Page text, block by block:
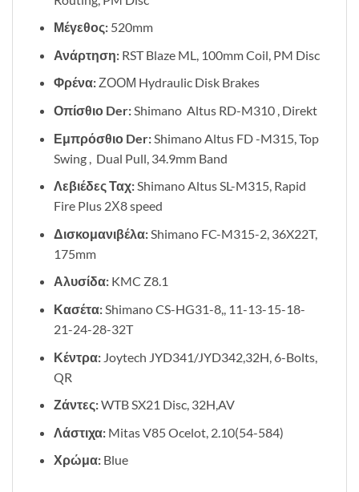
Μέγεθος: 520mm
Ανάρτηση: RST Blaze ML, 100mm Coil, PM Disc
Φρένα:ΖΟΟΜ Hydraulic Disk Brakes
Οπίσθιο Der:Shimano Altus RD-M310 , Direkt
Εμπρόσθιο Der: Shimano Altus FD -M315, Top
Swing , Dual Pull, 34.9mm Band
Λεβιέδες Ταχ:Shimano Altus SL-M315, Rapid
Fire Plus 2Χ8 speed
Δισκομανιβέλα: Shimano FC-M315-2, 36X22T,
175mm
Αλυσίδα: KMC Z8.1
Κασέτα:Shimano CS-HG31-8,, 11-13-15-18-
21-24-28-32T
Κέντρα: Joytech JYD341/JYD342,32H, 6-Bolts,
QR
Ζάντες:WTB SX21 Disc, 32H,AV
Λάστιχα: Mitas V85 Ocelot, 2.10(54-584)
Χρώμα: Blue